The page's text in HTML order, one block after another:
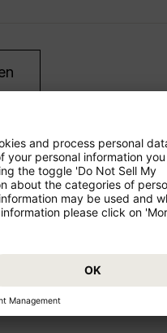
Sie von Ihrem
Buchen Sie jetzt den
sich auf Ihr Reiseziel